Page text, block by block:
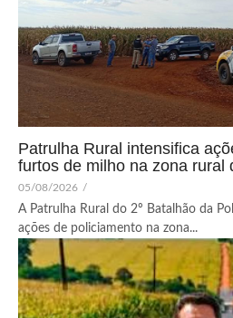
Patrulha Rural intensifica
furtos de milho na zona rural
05/08/2026 /
A Patrulha Rural do 2º Batalhão da
ações de policiamento na zona...